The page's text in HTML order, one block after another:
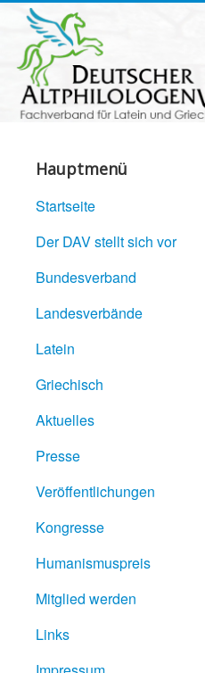
Hauptmenü
Startseite
Der DAV stellt sich vor
Bundesverband
Landesverbände
Latein
Griechisch
Aktuelles
Presse
Veröffentlichungen
Kongresse
Humanismuspreis
Mitglied werden
Links